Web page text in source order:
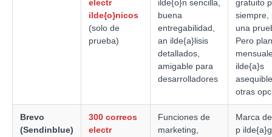
electr
ilde{o}nicos
(solo de
prueba)
ilde{o}n sencilla,
buena
entregabilidad,
an ilde{a}lisis
detallados,
amigable para
desarrolladores
gratuito
siempre,
una
Pero
ilde{a}s
otras
Brevo
(Sendinblue)
300 correos
electr
Funciones de
marketing,
Marca
p